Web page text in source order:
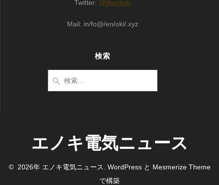
Twitter: @jikantoki
Mail: in/fo@/en/oki/.xyz
検索
検
索:
エノキ電気ニュース
© 2026年 エノキ電気ニュース. WordPress と Mesmerize Theme
で構築